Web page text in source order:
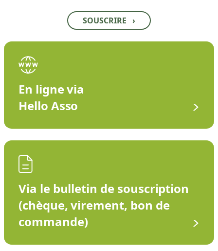
SOUSCRIRE ›
En ligne via
Hello Asso
Via le bulletin de souscription
(chèque, virement, bon de
commande)